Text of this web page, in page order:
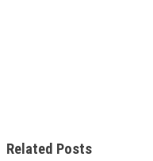
Related Posts